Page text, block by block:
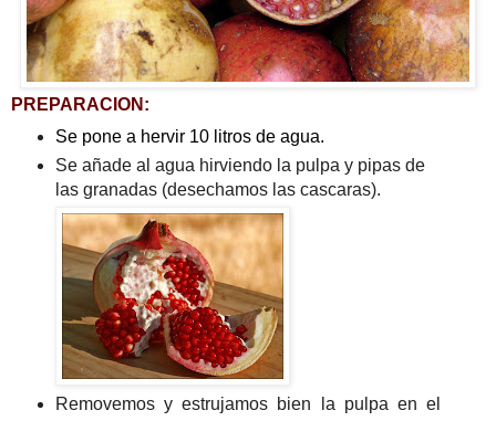
PREPARACION:
Se pone a hervir 10 litros de agua.
Se añade al agua hirviendo la pulpa y pipas de
las granadas (desechamos las cascaras).
Removemos y estrujamos bien la pulpa en el